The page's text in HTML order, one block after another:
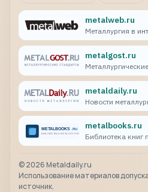
metalweb.ru
Металлургия в
metalgost.ru
metaldaily.ru
Новости
metalbooks.ru
Библиотека книг
©2026 Metaldaily.ru
Использование материалов
источник.